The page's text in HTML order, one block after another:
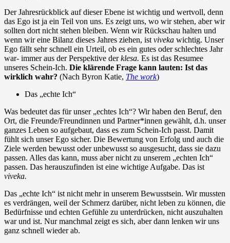
Der Jahresrückblick auf dieser Ebene ist wichtig und wertvoll, denn
das Ego ist ja ein Teil von uns. Es zeigt uns, wo wir stehen, aber wir
sollten dort nicht stehen bleiben. Wenn wir Rückschau halten und
wenn wir eine Bilanz dieses Jahres ziehen, ist viveka wichtig. Unser
Ego fällt sehr schnell ein Urteil, ob es ein gutes oder schlechtes Jahr
war- immer aus der Perspektive derklesa. Es ist das Resumee
unseres Schein-Ich. Die klärende Frage kann lauten: Ist das
wirklich wahr? (Nach Byron Katie, The work)
Das „echte Ich“
Was bedeutet das für unser „echtes Ich“? Wir haben den Beruf, den
Ort, die Freunde/Freundinnen und Partner*innen gewählt, d.h. unser
ganzes Leben so aufgebaut, dass es zum Schein-Ich passt. Damit
fühlt sich unser Ego sicher. Die Bewertung von Erfolg und auch die
Ziele werden bewusst oder unbewusst so ausgesucht, dass sie dazu
passen. Alles das kann, muss aber nicht zu unserem „echten Ich“
passen. Das herauszufinden ist eine wichtige Aufgabe. Das ist
viveka.
Das „echte Ich“ ist nicht mehr in unserem Bewusstsein. Wir mussten
es verdrängen, weil der Schmerz darüber, nicht leben zu können, die
Bedürfnisse und echten Gefühle zu unterdrücken, nicht auszuhalten
war und ist. Nur manchmal zeigt es sich, aber dann lenken wir uns
ganz schnell wieder ab.